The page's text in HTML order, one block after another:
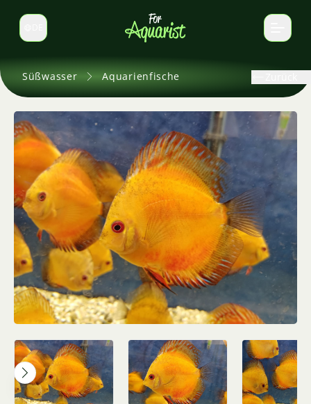
Sprache wechseln
Süßwasser Aquarienfische